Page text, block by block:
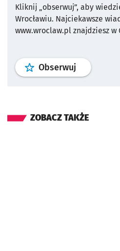
Kliknij „obserwuj”, aby
Wrocławiu. Najciekawsze
www.wroclaw.pl znajdziesz w
Obserwuj profil
ZOBACZ TAKŻE